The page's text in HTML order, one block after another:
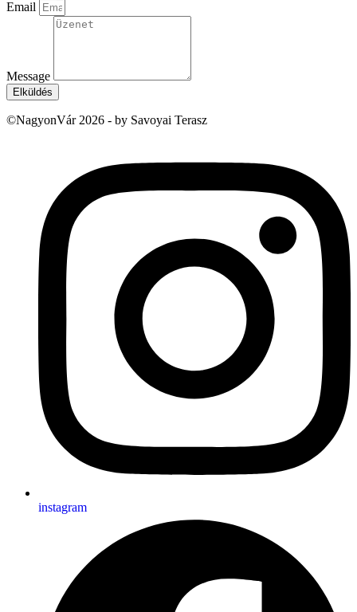
Email
Message
Elküldés
©NagyonVár 2026 - by Savoyai Terasz
instagram